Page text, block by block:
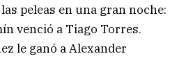
peleas en una gran noche:
venció a Tiago Torres.
le ganó a Alexander